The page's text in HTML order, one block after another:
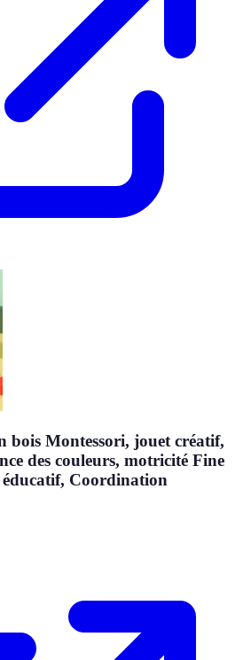
bois Montessori, jouet créatif,
des couleurs, motricité Fine
Coordination